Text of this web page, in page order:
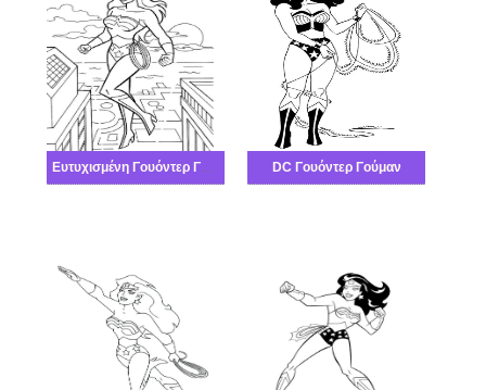
Ευτυχισμένη Γουόντερ Γούμαν DC Γουόντερ Γούμαν